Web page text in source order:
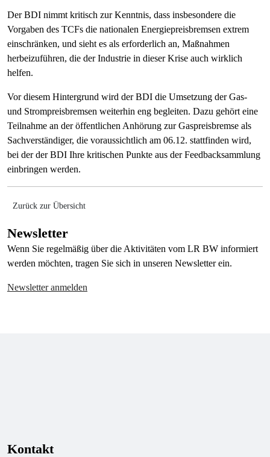
Der BDI nimmt kritisch zur Kenntnis, dass insbesondere die
Vorgaben des TCFs die nationalen Energiepreisbremsen extrem
einschränken, und sieht es als erforderlich an, Maßnahmen
herbeizuführen, die der Industrie in dieser Krise auch wirklich
helfen.
Vor diesem Hintergrund wird der BDI die Umsetzung der Gas-
und Strompreisbremsen weiterhin eng begleiten. Dazu gehört eine
Teilnahme an der öffentlichen Anhörung zur Gaspreisbremse als
Sachverständiger, die voraussichtlich am 06.12. stattfinden wird,
bei der der BDI Ihre kritischen Punkte aus der Feedbacksammlung
einbringen werden.
Zurück zur Übersicht
Newsletter
Wenn Sie regelmäßig über die Aktivitäten vom LR BW informiert
werden möchten, tragen Sie sich in unseren Newsletter ein.
Newsletter anmelden
Kontakt